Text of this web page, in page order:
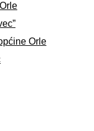
Orle